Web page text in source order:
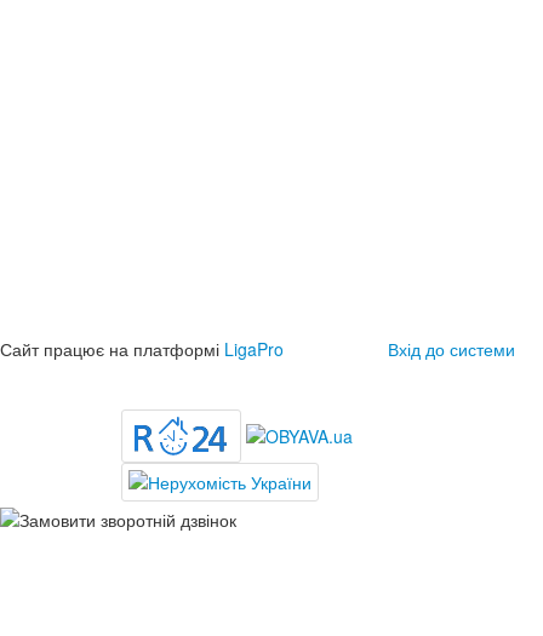
Сайт працює на платформі LigaPro Вхід до системи